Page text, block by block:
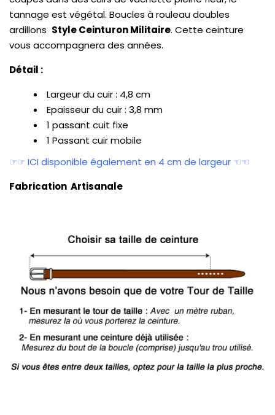
client
tannage est végétal. Boucles à rouleau doubles
ardillons Style Ceinturon Militaire. Cette ceinture
vous accompagnera des années.
Détail :
Largeur du cuir : 4,8 cm
Epaisseur du cuir : 3,8 mm
1 passant cuit fixe
1 Passant cuir mobile
☞☞ ICI disponible également en 4 cm de largeur ☜☜
Fabrication Artisanale